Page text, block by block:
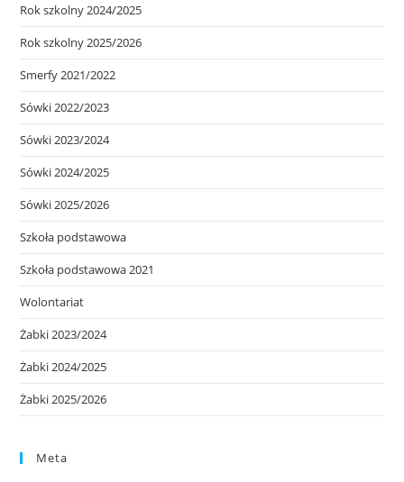
Rok szkolny 2024/2025
Rok szkolny 2025/2026
Smerfy 2021/2022
Sówki 2022/2023
Sówki 2023/2024
Sówki 2024/2025
Sówki 2025/2026
Szkoła podstawowa
Szkoła podstawowa 2021
Wolontariat
Żabki 2023/2024
Żabki 2024/2025
Żabki 2025/2026
Meta